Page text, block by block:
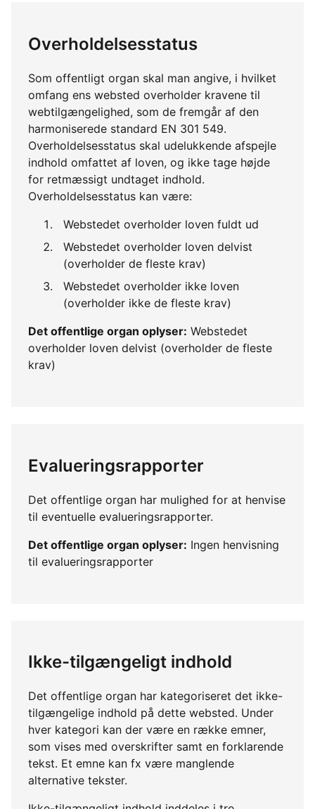
Overholdelsesstatus
Som offentligt organ skal man angive, i hvilket
omfang ens websted overholder kravene til
webtilgængelighed, som de fremgår af den
harmoniserede standard EN 301 549.
Overholdelsesstatus skal udelukkende afspejle
indhold omfattet af loven, og ikke tage højde
for retmæssigt undtaget indhold.
Overholdelsesstatus kan være:
Webstedet overholder loven fuldt ud
Webstedet overholder loven delvist
(overholder de fleste krav)
Webstedet overholder ikke loven
(overholder ikke de fleste krav)
Det offentlige organ oplyser: Webstedet
overholder loven delvist (overholder de fleste
krav)
Evalueringsrapporter
Det offentlige organ har mulighed for at henvise
til eventuelle evalueringsrapporter.
Det offentlige organ oplyser: Ingen henvisning
til evalueringsrapporter
Ikke-tilgængeligt indhold
Det offentlige organ har kategoriseret det ikke-
tilgængelige indhold på dette websted. Under
hver kategori kan der være en række emner,
som vises med overskrifter samt en forklarende
tekst. Et emne kan fx være manglende
alternative tekster.